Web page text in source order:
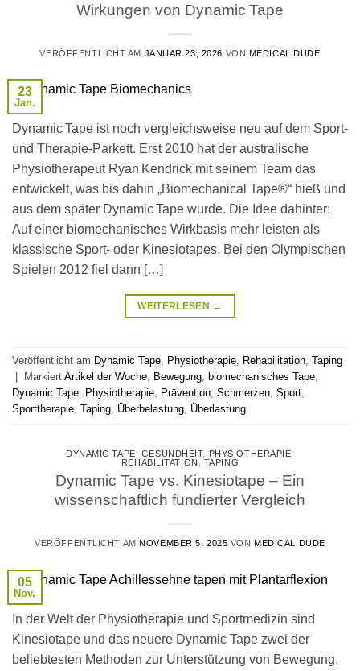
Wirkungen von Dynamic Tape
VERÖFFENTLICHT AM JANUAR 23, 2026 VON MEDICAL DUDE
23
Jan.
Dynamic Tape ist noch vergleichsweise neu auf dem Sport‑
und Therapie‑Parkett. Erst 2010 hat der australische
Physiotherapeut Ryan Kendrick mit seinem Team das
entwickelt, was bis dahin „Biomechanical Tape®“ hieß und
aus dem später Dynamic Tape wurde. Die Idee dahinter:
Auf einer biomechanisches Wirkbasis mehr leisten als
klassische Sport‑ oder Kinesiotapes. Bei den Olympischen
Spielen 2012 fiel dann […]
WEITERLESEN →
Veröffentlicht am Dynamic Tape, Physiotherapie, Rehabilitation, Taping
Markiert Artikel der Woche, Bewegung, biomechanisches Tape,
Dynamic Tape, Physiotherapie, Prävention, Schmerzen, Sport,
Sporttherapie, Taping, Überbelastung, Überlastung
DYNAMIC TAPE GESUNDHEIT, PHYSIOTHERAPIE
REHABILITATION
TAPING
Dynamic Tape vs. Kinesiotape – Ein
wissenschaftlich fundierter Vergleich
VERÖFFENTLICHT AM NOVEMBER 5, 2025 VON MEDICAL DUDE
05
Nov.
In der Welt der Physiotherapie und Sportmedizin sind
Kinesiotape und das neuere Dynamic Tape zwei der
beliebtesten Methoden zur Unterstützung von Bewegung,